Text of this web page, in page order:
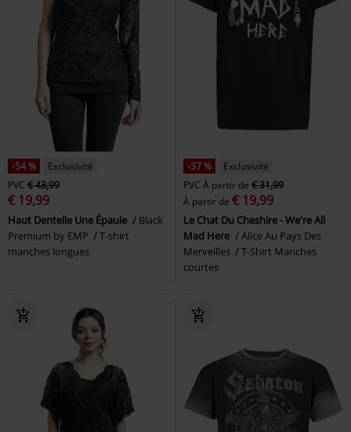
-54 %
Exclusivité
PVC € 43,99
€ 19,99
Haut Dentelle Une Épaule
Black
Premium by EMP
T-shirt
manches longues
-37 %
Exclusivité
PVC À partir de € 31,99
À partir de € 19,99
Le Chat Du Cheshire - We're All
Mad Here
Alice Au Pays Des
Merveilles
T-Shirt Manches
courtes